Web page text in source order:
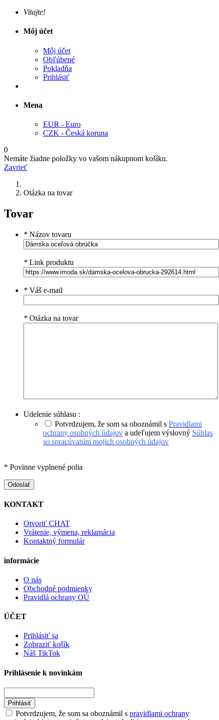
Vitajte!
Môj účet
Môj účet
Obľúbené
Pokladňa
Prihlásiť
Mena
EUR - Euro
CZK - Česká koruna
0
Nemáte žiadne položky vo vašom nákupnom košíku.
Zavrieť
Otázka na tovar
Tovar
* Názov tovaru
* Link produktu
* Váš e-mail
* Otázka na tovar
Udelenie súhlasu :
Potvrdzujem, že som sa oboznámil s Pravidlami
ochrany osobných údajov a udeľujem výslovný Súhlas
so spracúvaním mojich osobných údajov
* Povinne vyplnené polia
Odoslať
KONTAKT
Otvoriť CHAT
Vrátenie, výmena, reklamácia
Kontaktný formulár
informácie
O nás
Obchodné podmienky
Pravidlá ochrany OÚ
ÚČET
Prihlásiť sa
Zobraziť košík
Náš TikTok
Prihlásenie k novinkám
Prihlásiť
Potvrdzujem, že som sa oboznámil s pravidlami ochrany